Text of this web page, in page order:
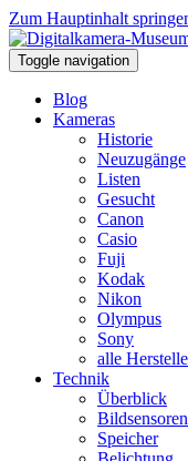
Zum Hauptinhalt
Toggle navigation
Blog
Kameras
Historie
Neuzugänge
Listen
Gesucht
Canon
Casio
Fuji
Kodak
Nikon
Olympus
Sony
alle
Technik
Überblick
Bildsensoren
Speicher